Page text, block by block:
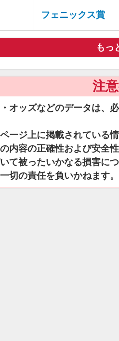
フェニックス賞
もっ
注
オッズなどのデータは、
ージ上に掲載されている
内容の正確性および安全
て被ったいかなる損害に
切の責任を負いかねます。